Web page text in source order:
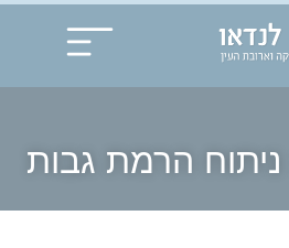
הרמת גבות